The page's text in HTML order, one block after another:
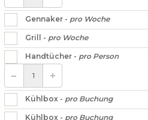
Gennaker - pro Woche
Grill - pro Woche
Handtücher - pro Person
Kühlbox - pro Buchung
Kühlbox - pro Buchung